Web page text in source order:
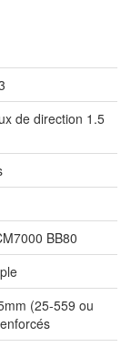
de direction 1.5
BB80
(25-559 ou